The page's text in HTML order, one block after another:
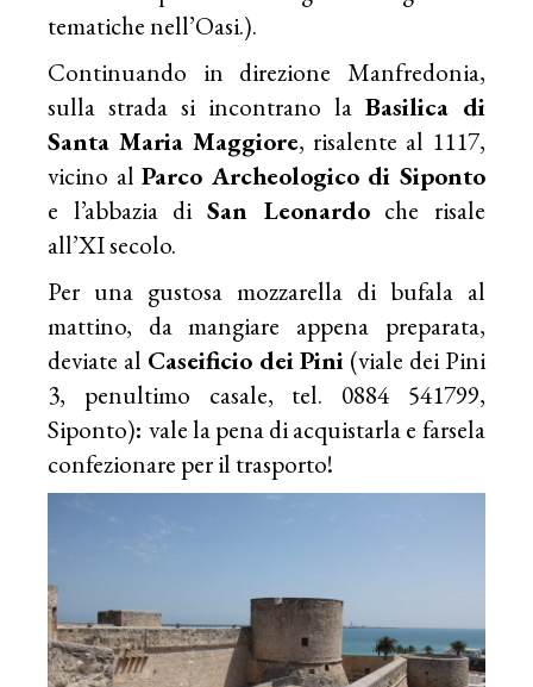
tematiche nell’Oasi.).
Continuando in direzione Manfredonia,
sulla strada si incontrano la Basilica di
Santa Maria Maggiore, risalente al 1117,
vicino alParco Archeologico di Siponto
e l’abbazia di San Leonardoche risale
all’XI secolo.
Per una gustosa mozzarella di bufala al
mattino, da mangiare appena preparata,
deviate al Caseificio dei Pini (viale dei Pini
3, penultimo casale, tel. 0884 541799,
Siponto): vale la pena di acquistarla e farsela
confezionare per il trasporto!